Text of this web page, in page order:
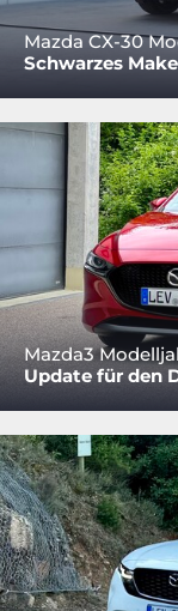
Mazda CX-30
Schwarzes
Mazda3
Update für den